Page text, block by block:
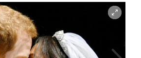
schließen